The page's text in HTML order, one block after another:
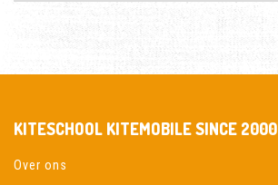
KITESCHOOL KITEMOBILE SINCE 2000
Over ons